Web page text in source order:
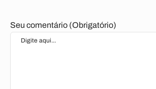
Seu comentário (Obrigatório)